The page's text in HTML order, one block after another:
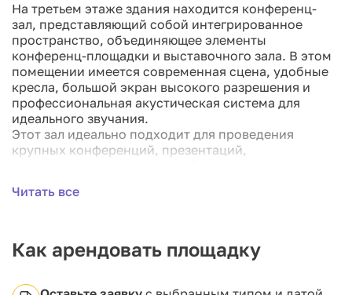
На третьем этаже здания находится конференц-
зал, представляющий собой интегрированное
пространство, объединяющее элементы
конференц-площадки и выставочного зала. В этом
помещении имеется современная сцена, удобные
кресла, большой экран высокого разрешения и
профессиональная акустическая система для
идеального звучания.
Этот зал идеально подходит для проведения
крупных конференций, презентаций,
организации и технического обеспечения.
Читать все
Как арендовать площадку